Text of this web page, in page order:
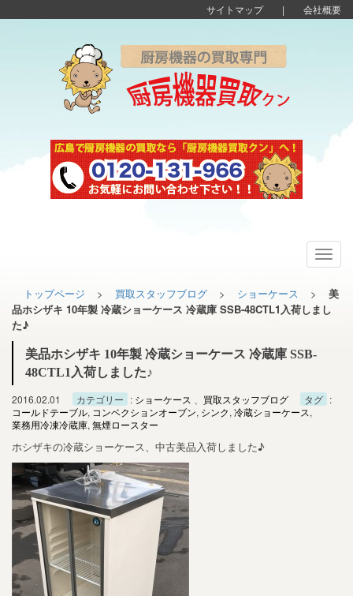
サイトマップ| 会社概要
トップページ > 買取スタッフブログ > ショーケース >
美
品ホシザキ 10年製 冷蔵ショーケース 冷蔵庫 SSB-48CTL1入荷しまし
た♪
美品ホシザキ 10年製 冷蔵ショーケース 冷蔵庫 SSB-
48CTL1入荷しました♪
2016.02.01
カテゴリー : ショーケース 買取スタッフブログ タグ :
コールドテーブル, コンベクションオーブン, シンク, 冷蔵ショーケース,
業務用冷凍冷蔵庫, 無煙ロースター
ホシザキの冷蔵ショーケース、中古美品入荷しました♪